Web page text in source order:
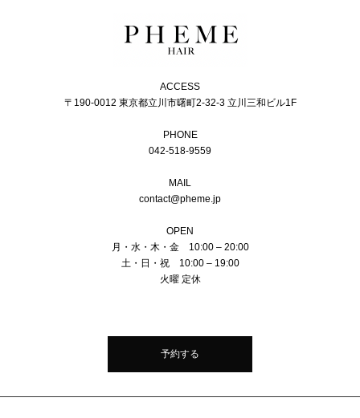
ACCESS
〒190-0012 東京都立川市曙町2-32-3 立川三和ビル1F
PHONE
042-518-9559
MAIL
contact@pheme.jp
OPEN
月・水・木・金 10:00 – 20:00
土・日・祝 10:00 – 19:00
火曜 定休
予約する